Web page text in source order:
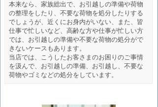
本来なら、家族総出で、お引越しの準備や荷物
の整理をしたり、不要な荷物を処分したりする
でしょうが、近くにお身内がいない、また、皆
仕事で忙しいなど、高齢な方や仕事が忙しい方
では、お引越しの準備や不要な荷物の処分がで
きないケースもあります。
当店では、こうしたお客さまのお困りのご事情
を汲んで、お引越しの準備、お引越し、不要な
荷物やゴミなどの処分をしています。